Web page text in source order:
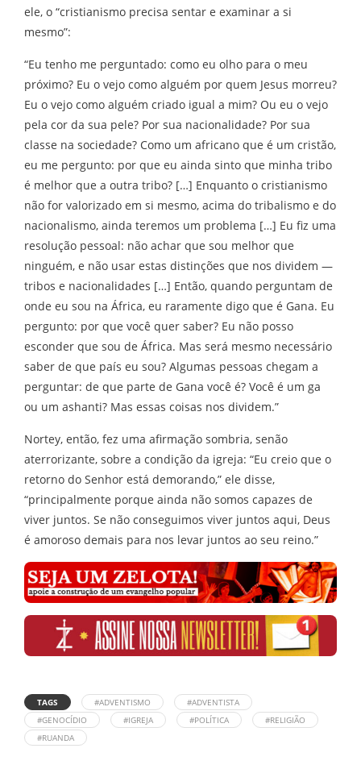
ele, o “cristianismo precisa sentar e examinar a si
mesmo”:
“Eu tenho me perguntado: como eu olho para o meu
próximo? Eu o vejo como alguém por quem Jesus morreu?
Eu o vejo como alguém criado igual a mim? Ou eu o vejo
pela cor da sua pele? Por sua nacionalidade? Por sua
classe na sociedade? Como um africano que é um cristão,
eu me pergunto: por que eu ainda sinto que minha tribo
é melhor que a outra tribo? […] Enquanto o cristianismo
não for valorizado em si mesmo, acima do tribalismo e do
nacionalismo, ainda teremos um problema […] Eu fiz uma
resolução pessoal: não achar que sou melhor que
ninguém, e não usar estas distinções que nos dividem —
tribos e nacionalidades […] Então, quando perguntam de
onde eu sou na África, eu raramente digo que é Gana. Eu
pergunto: por que você quer saber? Eu não posso
esconder que sou de África. Mas será mesmo necessário
saber de que país eu sou? Algumas pessoas chegam a
perguntar: de que parte de Gana você é? Você é um ga
ou um ashanti? Mas essas coisas nos dividem.”
Nortey, então, fez uma afirmação sombria, senão
aterrorizante, sobre a condição da igreja: “Eu creio que o
retorno do Senhor está demorando,” ele disse,
“principalmente porque ainda não somos capazes de
viver juntos. Se não conseguimos viver juntos aqui, Deus
é amoroso demais para nos levar juntos ao seu reino.”
TAGS #ADVENTISMO
#ADVENTISTA
#GENOCÍDIO
#IGREJA #POLÍTICA
#RELIGIÃO
#RUANDA